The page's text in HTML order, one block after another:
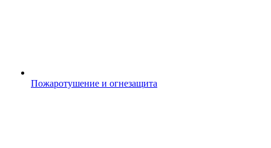
Пожаротушение и огнезащита